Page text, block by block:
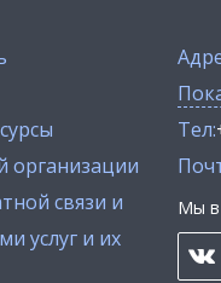
организации
связи и
услуг и их
Тел:
Мы в